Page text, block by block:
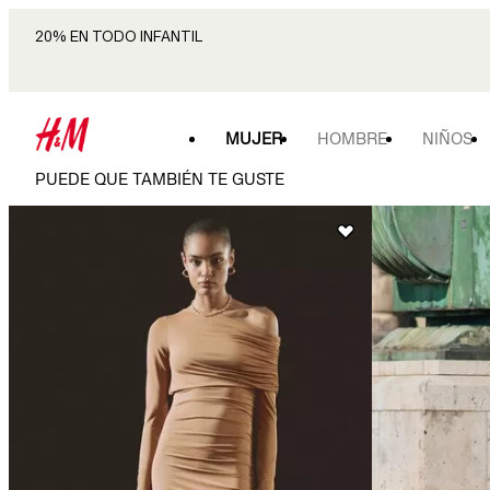
20% EN TODO INFANTIL
MUJER HOMBRE NIÑOS
PUEDE QUE TAMBIÉN TE GUSTE